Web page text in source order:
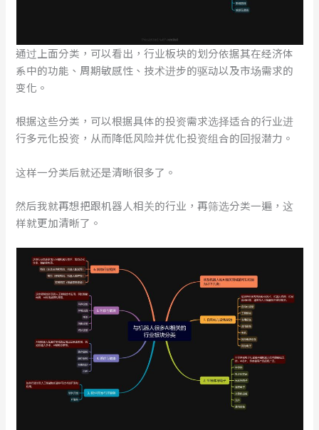
通过上面分类，可以看出，行业板块的划分依据其在经济体
系中的功能、周期敏感性、技术进步的驱动以及市场需求的
变化。
根据这些分类，可以根据具体的投资需求选择适合的行业进
行多元化投资，从而降低风险并优化投资组合的回报潜力。
这样一分类后就还是清晰很多了。
然后我就再想把跟机器人相关的行业，再筛选分类一遍，这
样就更加清晰了。